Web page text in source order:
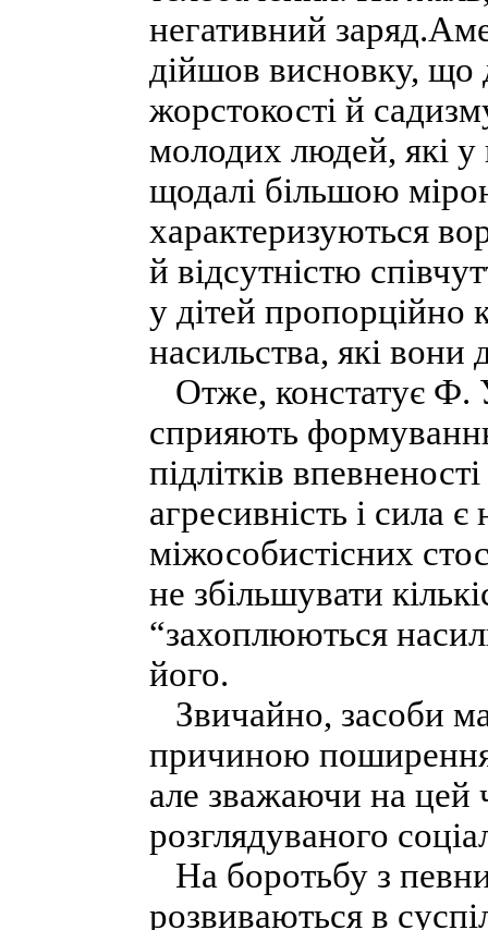
негативний
дійшов висновку, що
жорстокості й
молодих людей, які у
щодалі більшою
характеризуються
й відсутністю
у дітей пропорційно
насильства, які вони
Отже, констатує Ф.
сприяють
підлітків
агресивність і сила
міжособистісних
не збільшувати
“захоплюються
його.
Звичайно, засоби
причиною поширення
але зважаючи на цей
розглядуваного
На боротьбу з
розвиваються в